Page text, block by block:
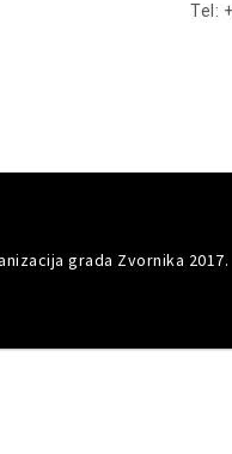
Tel:
grada Zvornika 2017.